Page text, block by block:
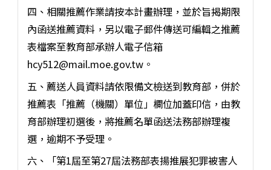
四、相關推薦作業請按本計畫辦理，並於旨揭期限
內函送推薦資料，另以電子郵件傳送可編輯之推薦
表檔案至教育部承辦人電子信箱
hcy512@mail.moe.gov.tw。
五、薦送人員資料請依限備文檢送到教育部，併於
推薦表「推薦（機關）單位」欄位加蓋印信，由教
育部辦理初選後，將推薦名單函送法務部辦理複
選，逾期不予受理。
六、「第1屆至第27屆法務部表揚推展犯罪被害人